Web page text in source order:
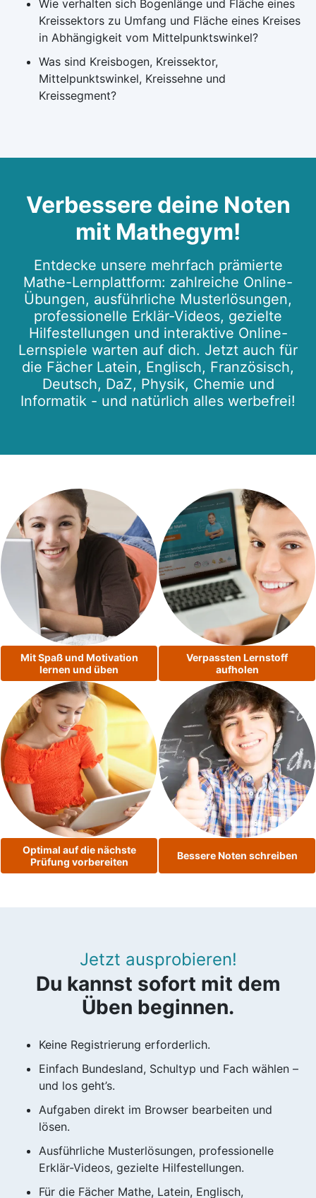
Wie verhalten sich Bogenlänge und Fläche eines
Kreissektors zu Umfang und Fläche eines Kreises
in Abhängigkeit vom Mittelpunktswinkel?
Was sind Kreisbogen, Kreissektor,
Mittelpunktswinkel, Kreissehne und
Kreissegment?
Verbessere deine Noten
mit Mathegym!
Entdecke unsere mehrfach prämierte
Mathe-Lernplattform: zahlreiche Online-
Übungen, ausführliche Musterlösungen,
professionelle Erklär-Videos, gezielte
Hilfestellungen und interaktive Online-
Lernspiele warten auf dich. Jetzt auch für
die Fächer Latein, Englisch, Französisch,
Deutsch, DaZ, Physik, Chemie und
Informatik - und natürlich alles werbefrei!
Mit Spaß und Motivation
lernen und üben
Verpassten Lernstoff
aufholen
Optimal auf die nächste
Prüfung vorbereiten
Bessere Noten schreiben
Jetzt ausprobieren!
Du kannst sofort mit dem
Üben beginnen.
Keine Registrierung erforderlich.
Einfach Bundesland, Schultyp und Fach wählen –
und los geht’s.
Aufgaben direkt im Browser bearbeiten und
lösen.
Ausführliche Musterlösungen, professionelle
Erklär-Videos, gezielte Hilfestellungen.
Für die Fächer Mathe, Latein, Englisch,